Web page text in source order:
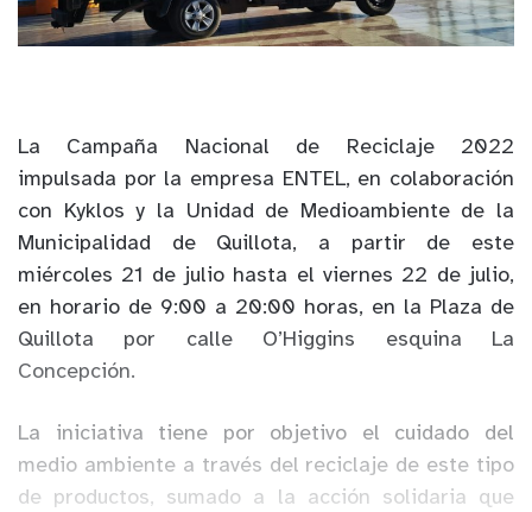
La Campaña Nacional de Reciclaje 2022
impulsada por la empresa ENTEL, en colaboración
con Kyklos y la Unidad de Medioambiente de la
Municipalidad de Quillota, a partir de este
miércoles 21 de julio hasta el viernes 22 de julio,
en horario de 9:00 a 20:00 horas, en la Plaza de
Quillota por calle O’Higgins esquina La
Concepción.
La iniciativa tiene por objetivo el cuidado del
medio ambiente a través del reciclaje de este tipo
de productos, sumado a la acción solidaria que